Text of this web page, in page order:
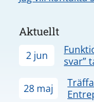
Aktuellt
2 jun
svar”
28 maj